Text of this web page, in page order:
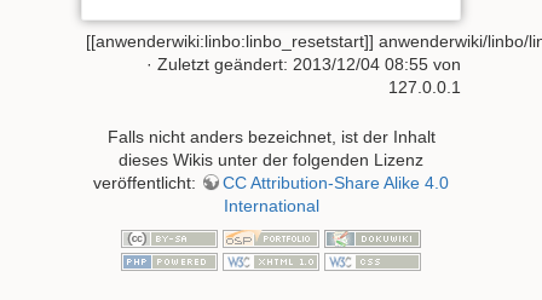
[[anwenderwiki:linbo:linbo_resetstart]]anwenderwiki/linbo/
· Zuletzt geändert: 2013/12/04 08:55von
127.0.0.1
Falls nicht anders bezeichnet, ist der Inhalt
dieses Wikis unter der folgenden Lizenz
veröffentlicht:
CC Attribution-Share Alike 4.0
International